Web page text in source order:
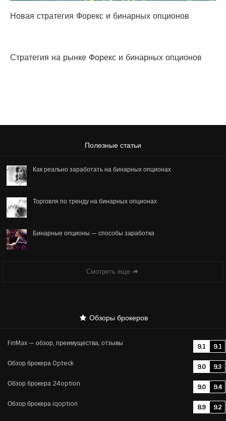
Новая стратегия Форекс и бинарных опционов
Стратегия на рынке Форекс и бинарных опционов
Полезные статьи
Как реально заработать на бинарных опционах
Торговля по тренду на бинарных опционах
Бинарные опционы — способы заработка
Смотреть еще
Обзоры брокеров
9.1 9.1
FinMax — обзор, преимущества, отзывы
9.0 9.3
Обзор брокера Opteck
9.0 9.4
Обзор брокера 24option
8.9 9.2
Обзор брокера iqoption